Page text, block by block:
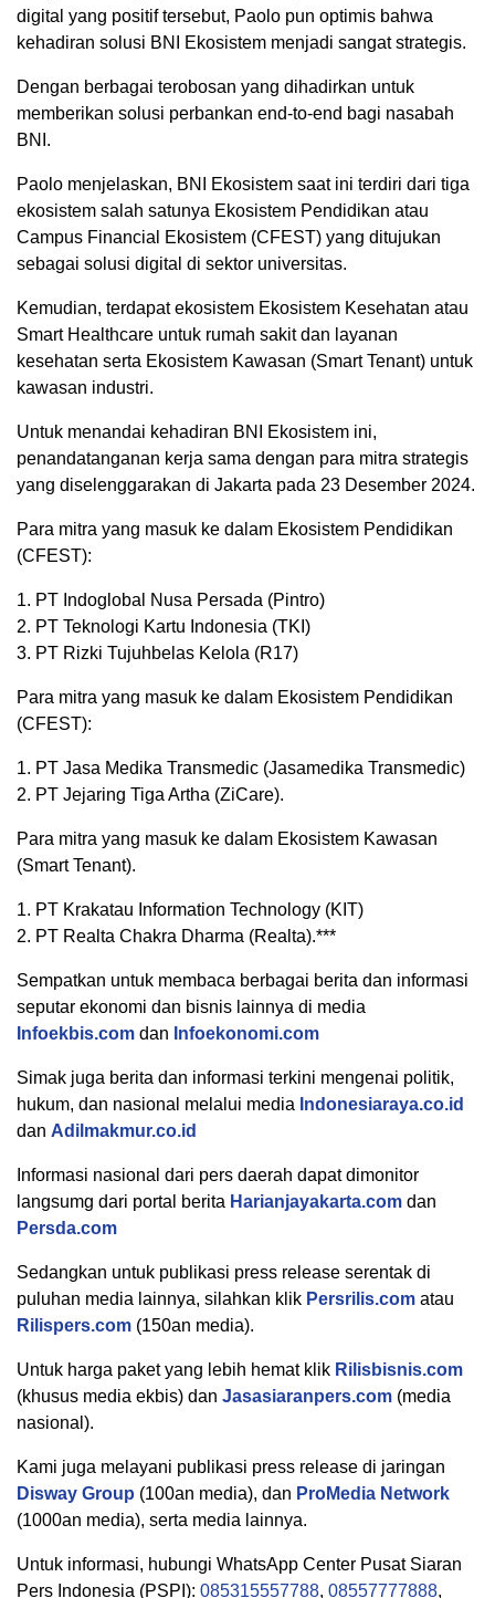
digital yang positif tersebut, Paolo pun optimis bahwa
kehadiran solusi BNI Ekosistem menjadi sangat strategis.
Dengan berbagai terobosan yang dihadirkan untuk
memberikan solusi perbankan end-to-end bagi nasabah
BNI.
Paolo menjelaskan, BNI Ekosistem saat ini terdiri dari tiga
ekosistem salah satunya Ekosistem Pendidikan atau
Campus Financial Ekosistem (CFEST) yang ditujukan
sebagai solusi digital di sektor universitas.
Kemudian, terdapat ekosistem Ekosistem Kesehatan atau
Smart Healthcare untuk rumah sakit dan layanan
kesehatan serta Ekosistem Kawasan (Smart Tenant) untuk
kawasan industri.
Untuk menandai kehadiran BNI Ekosistem ini,
penandatanganan kerja sama dengan para mitra strategis
yang diselenggarakan di Jakarta pada 23 Desember 2024.
Para mitra yang masuk ke dalam Ekosistem Pendidikan
(CFEST):
1. PT Indoglobal Nusa Persada (Pintro)
2. PT Teknologi Kartu Indonesia (TKI)
3. PT Rizki Tujuhbelas Kelola (R17)
Para mitra yang masuk ke dalam Ekosistem Pendidikan
(CFEST):
1. PT Jasa Medika Transmedic (Jasamedika Transmedic)
2. PT Jejaring Tiga Artha (ZiCare).
Para mitra yang masuk ke dalam Ekosistem Kawasan
(Smart Tenant).
1. PT Krakatau Information Technology (KIT)
2. PT Realta Chakra Dharma (Realta).***
Sempatkan untuk membaca berbagai berita dan informasi
seputar ekonomi dan bisnis lainnya di media
Infoekbis.com dan Infoekonomi.com
Simak juga berita dan informasi terkini mengenai politik,
hukum, dan nasional melalui media Indonesiaraya.co.id
dan Adilmakmur.co.id
Informasi nasional dari pers daerah dapat dimonitor
langsumg dari portal berita Harianjayakarta.com dan
Persda.com
Sedangkan untuk publikasi press release serentak di
puluhan media lainnya, silahkan klik Persrilis.com atau
Rilispers.com (150an media).
Untuk harga paket yang lebih hemat klik Rilisbisnis.com
(khusus media ekbis) dan Jasasiaranpers.com (media
nasional).
Kami juga melayani publikasi press release di jaringan
Disway Group (100an media), dan ProMedia Network
(1000an media), serta media lainnya.
Untuk informasi, hubungi WhatsApp Center Pusat Siaran
Pers Indonesia (PSPI): 085315557788, 08557777888,